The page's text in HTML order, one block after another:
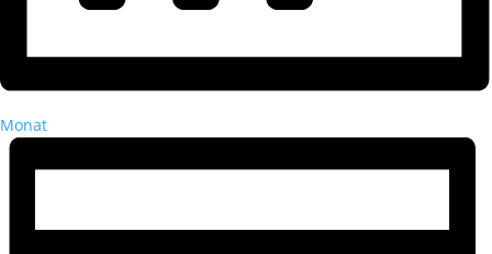
Monat